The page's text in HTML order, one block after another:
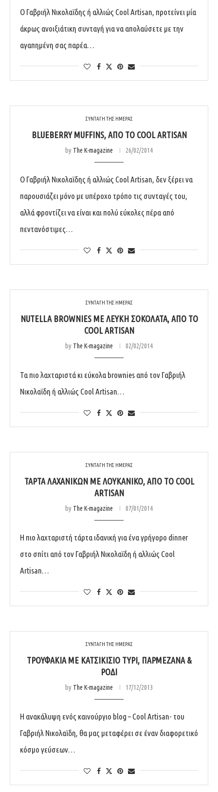
Ο Γαβριήλ Νικολαϊδης ή αλλιώς Cool Artisan, προτείνει μία
άκρως ανοιξιάτικη συνταγή για να απολαύσετε με την
αγαπημένη σας παρέα…
ΣΥΝΤΑΓΗ ΤΗΣ ΗΜΕΡΑΣ
BLUEBERRY MUFFINS, ΑΠΌ ΤΟ COOL ARTISAN
by The K-magazine 26/02/2014
Ο Γαβριήλ Νικολαϊδης ή αλλιώς Cool Artisan, δεν ξέρει να
παρουσιάζει μόνο με υπέροχο τρόπο τις συνταγές του,
αλλά φροντίζει να είναι και πολύ εύκολες πέρα από
πεντανόστιμες…
ΣΥΝΤΑΓΗ ΤΗΣ ΗΜΕΡΑΣ
NUTELLA BROWNIES ΜΕ ΛΕΥΚΉ ΣΟΚΟΛΆΤΑ, ΑΠΌ ΤΟ
COOL ARTISAN
by The K-magazine 02/02/2014
Τα πιο λαχταριστά κι εύκολα brownies από τον Γαβριήλ
Νικολαϊδη ή αλλιώς Cool Artisan…
ΣΥΝΤΑΓΗ ΤΗΣ ΗΜΕΡΑΣ
ΤΆΡΤΑ ΛΑΧΑΝΙΚΏΝ ΜΕ ΛΟΥΚΆΝΙΚΟ, ΑΠΌ ΤΟ COOL
ARTISAN
by The K-magazine 07/01/2014
H πιο λαχταριστή τάρτα ιδανική για ένα γρήγορο dinner
στο σπίτι από τον Γαβριήλ Νικολαϊδη ή αλλιώς Cool
Artisan…
ΣΥΝΤΑΓΗ ΤΗΣ ΗΜΕΡΑΣ
ΤΡΟΥΦΆΚΙΑ ΜΕ ΚΑΤΣΙΚΊΣΙΟ ΤΥΡΊ, ΠΑΡΜΕΖΆΝΑ &
ΡΌΔΙ
by The K-magazine 17/12/2013
Η ανακάλυψη ενός καινούργιο blog – Cool Artisan- του
Γαβριήλ Νικολαϊδη, θα μας μεταφέρει σε έναν διαφορετικό
κόσμο γεύσεων…